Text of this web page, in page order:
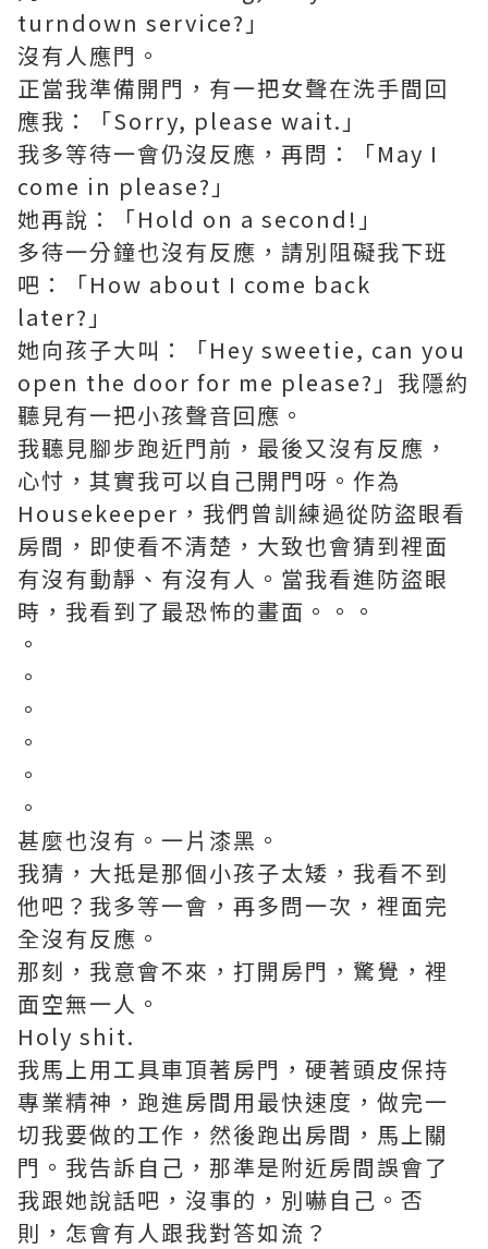
turndown service?」
沒有人應門。
正當我準備開門，有一把女聲在洗手間回
應我：「Sorry, please wait.」
我多等待一會仍沒反應，再問：「May I
come in please?」
她再說：「Hold on a second!」
多待一分鐘也沒有反應，請別阻礙我下班
吧：「How about I come back
later?」
她向孩子大叫：「Hey sweetie, can you
open the door for me please?」我隱約
聽見有一把小孩聲音回應。
我聽見腳步跑近門前，最後又沒有反應，
心忖，其實我可以自己開門呀。作為
Housekeeper，我們曾訓練過從防盜眼看
房間，即使看不清楚，大致也會猜到裡面
有沒有動靜、有沒有人。當我看進防盜眼
時，我看到了最恐怖的畫面。。。
。
。
。
。
。
。
甚麼也沒有。一片漆黑。
我猜，大抵是那個小孩子太矮，我看不到
他吧？我多等一會，再多問一次，裡面完
全沒有反應。
那刻，我意會不來，打開房門，驚覺，裡
面空無一人。
Holy shit.
我馬上用工具車頂著房門，硬著頭皮保持
專業精神，跑進房間用最快速度，做完一
切我要做的工作，然後跑出房間，馬上關
門。我告訴自己，那準是附近房間誤會了
我跟她說話吧，沒事的，別嚇自己。否
則，怎會有人跟我對答如流？